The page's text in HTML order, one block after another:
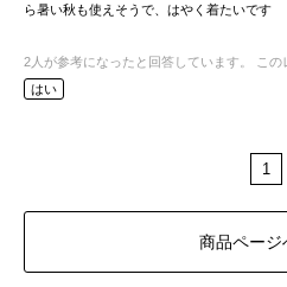
ら暑い秋も使えそうで、はやく着たいです
2 人が参考になったと回答しています。
こ
はい
1
商品ページ